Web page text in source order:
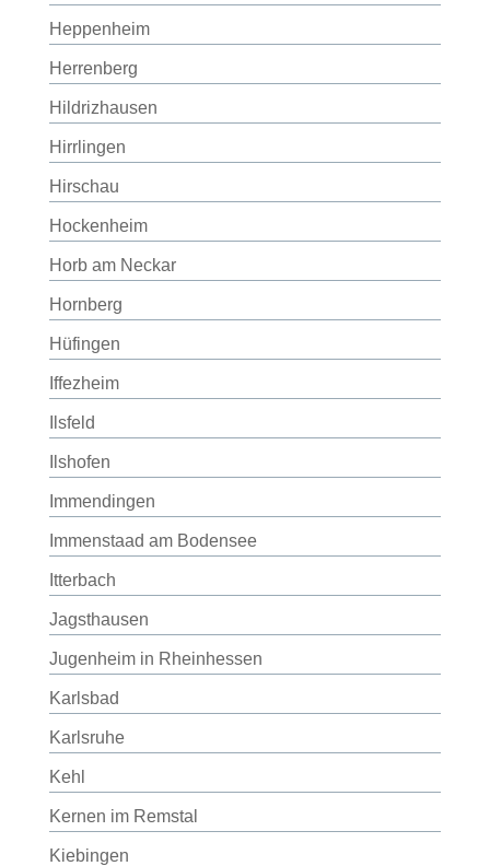
Heppenheim
Herrenberg
Hildrizhausen
Hirrlingen
Hirschau
Hockenheim
Horb am Neckar
Hornberg
Hüfingen
Iffezheim
Ilsfeld
Ilshofen
Immendingen
Immenstaad am Bodensee
Itterbach
Jagsthausen
Jugenheim in Rheinhessen
Karlsbad
Karlsruhe
Kehl
Kernen im Remstal
Kiebingen